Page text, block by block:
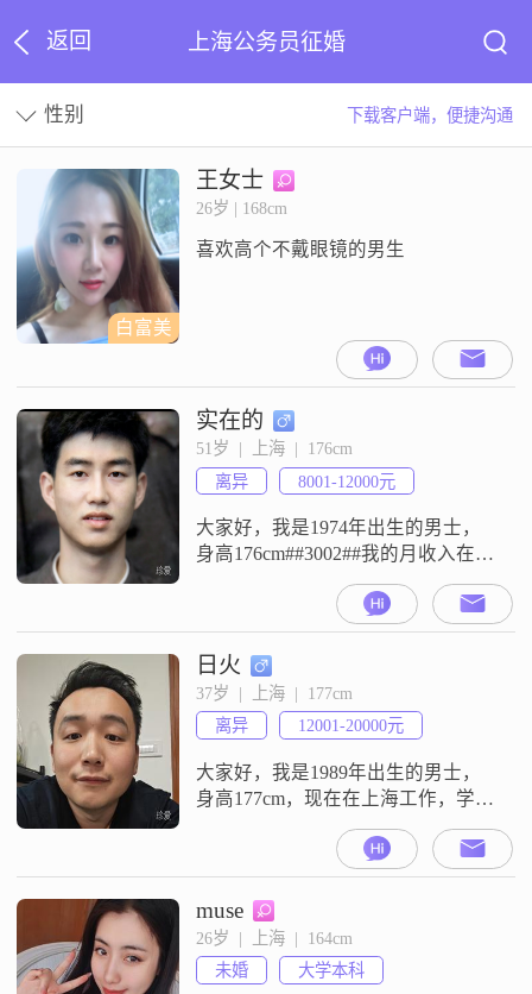
返回 上海公务员征婚
性别 下载客户端，便捷沟通
白富美
王女士
26岁 | 168cm
喜欢高个不戴眼镜的男生
实在的
51岁  |  上海  |  176cm
离异
8001-12000元
大家好，我是1974年出生的男士，
身高176cm##3002##我的月收入在
8001到12000元这个范围，目前在上
海工作##3002##我的学历是大学本
科##3002##我这个人性格上稳重可
靠，平时是一个乐观积极的人，对
待事情很有耐心，也比较包容
##3002##大家都说我成熟稳重，而
且责任感强，为人真诚可靠##300
日火
37岁  |  上海  |  177cm
离异
12001-20000元
大家好，我是1989年出生的男士，
身高177cm，现在在上海工作，学历
是大学本科，月收入在12001到
20000元之间##3002##我平时是一个
幽默风趣的人，性格上自信果断，
做事有责任感，始终把家庭放在很
重要的位置，同时也一直在努力追
求事业上的进步##3002##生活中的
我有不少喜欢做的事，平时喜欢去
muse
26岁  |  上海  |  164cm
未婚
大学本科